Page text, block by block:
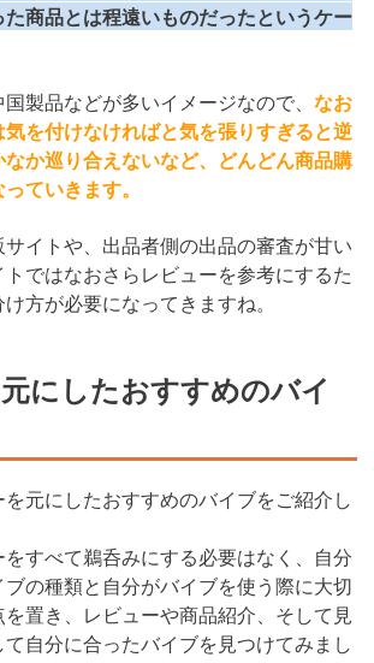
商品とは程遠いものだったというケー
製品などが多いイメージなので、 なお
を付けなければと気を張りすぎると逆
か巡り合えないなど、どんどん商品購
ていきます。
イトや、出品者側の出品の審査が甘い
ではなおさらレビューを参考にするた
方が必要になってきますね。
にしたおすすめのバイ
元にしたおすすめのバイブをご紹介し
すべて鵜呑みにする必要はなく、自分
の種類と自分がバイブを使う際に大切
置き、レビューや商品紹介、そして見
自分に合ったバイブを見つけてみまし